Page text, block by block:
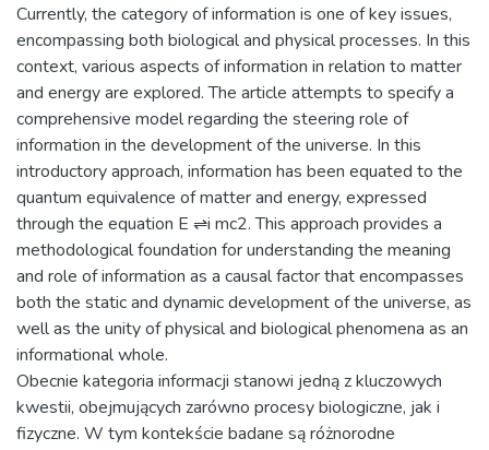
Currently, the category of information is one of key issues,
encompassing both biological and physical processes. In this
context, various aspects of information in relation to matter
and energy are explored. The article attempts to specify a
comprehensive model regarding the steering role of
information in the development of the universe. In this
introductory approach, information has been equated to the
quantum equivalence of matter and energy, expressed
through the equation E ⇌i mc2. This approach provides a
methodological foundation for understanding the meaning
and role of information as a causal factor that encompasses
both the static and dynamic development of the universe, as
well as the unity of physical and biological phenomena as an
informational whole.
Obecnie kategoria informacji stanowi jedną z kluczowych
kwestii, obejmujących zarówno procesy biologiczne, jak i
fizyczne. W tym kontekście badane są różnorodne